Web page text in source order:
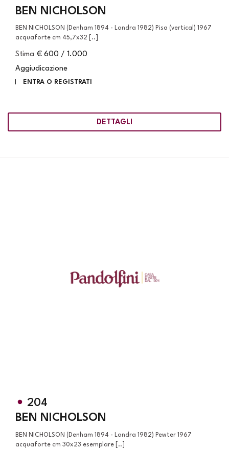
BEN NICHOLSON
BEN NICHOLSON (Denham 1894 - Londra 1982) Pisa (vertical) 1967
acquaforte cm 45,7x32 [..]
Stima € 600 / 1.000
Aggiudicazione
ENTRA O REGISTRATI
DETTAGLI
204
BEN NICHOLSON
BEN NICHOLSON (Denham 1894 - Londra 1982) Pewter 1967
acquaforte cm 30x23 esemplare [..]